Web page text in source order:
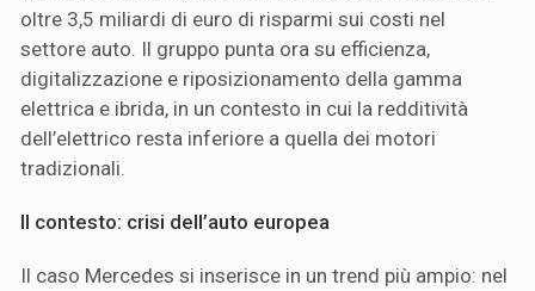
oltre 3,5 miliardi di euro di risparmi sui costi nel
settore auto. Il gruppo punta ora su efficienza,
digitalizzazione e riposizionamento della gamma
elettrica e ibrida, in un contesto in cui la redditività
dell’elettrico resta inferiore a quella dei motori
tradizionali.
Il contesto: crisi dell’auto europea
Il caso Mercedes si inserisce in un trend più ampio: nel